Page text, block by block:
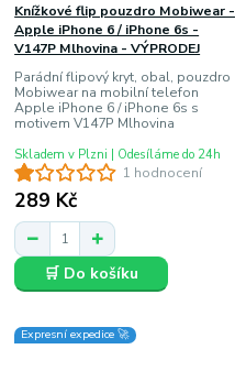
1 hodnocení
Knížkové flip pouzdro Mobiwear -
Apple iPhone 6 / iPhone 6s -
V147P Mlhovina - VÝPRODEJ
Parádní flipový kryt, obal, pouzdro
Mobiwear na mobilní telefon
Apple iPhone 6 / iPhone 6s s
motivem V147P Mlhovina
289 Kč
Skladem v Plzni | Odesíláme do 24h
🛒 Do košíku
Expresní expedice 🚀